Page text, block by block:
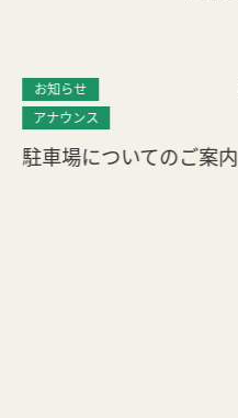
お知らせ
アナウンス
駐車場についてのご案内